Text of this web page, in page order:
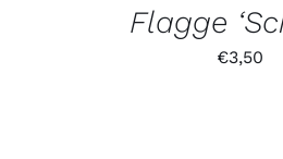
Flagge
€3,50